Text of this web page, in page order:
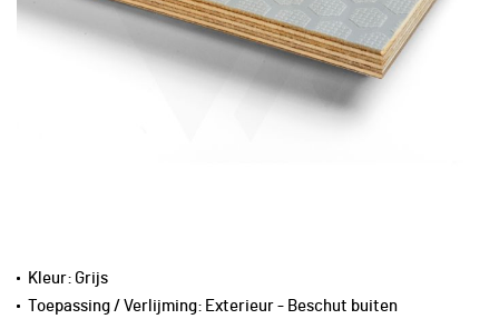
Kleur: Grijs
Toepassing / Verlijming: Exterieur - Beschut buiten